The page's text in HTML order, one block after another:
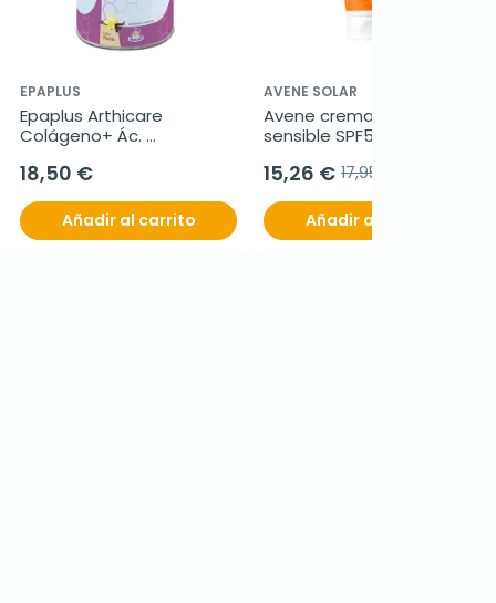
EPAPLUS
Epaplus Arthicare
Colágeno+ Ác.
18,50 €
Añadir al carrito
AVENE SOLAR
Avene crema solar piel
sensible SPF50+, 50 ml
15,26 € 17,95 €
Añadir al carrito